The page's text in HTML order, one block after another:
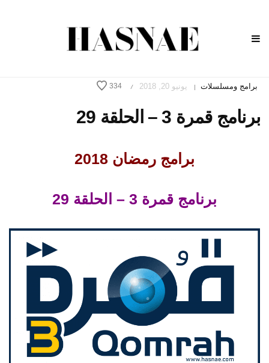
برامج ومسلسلات | يونيو 20, 2018 /
334
برنامج قمرة 3 – الحلقة 29
برامج رمضان 2018
برنامج قمرة 3 – الحلقة 29